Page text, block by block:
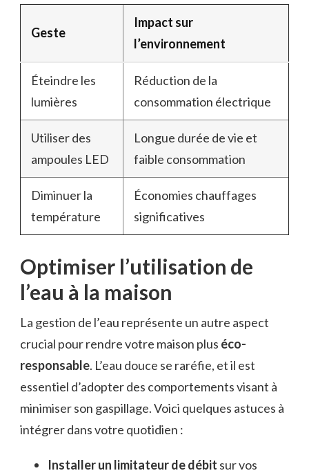
Geste
Impact sur
l’environnement
Éteindre les
lumières
Réduction de la
consommation électrique
Utiliser des
ampoules LED
Longue durée de vie et
faible consommation
Diminuer la
température
Économies chauffages
significatives
Optimiser l’utilisation de
l’eau à la maison
La gestion de l’eau représente un autre aspect
crucial pour rendre votre maison plus éco-
responsable. L’eau douce se raréfie, et il est
essentiel d’adopter des comportements visant à
minimiser son gaspillage. Voici quelques astuces à
intégrer dans votre quotidien :
Installer un limitateur de débit sur vos